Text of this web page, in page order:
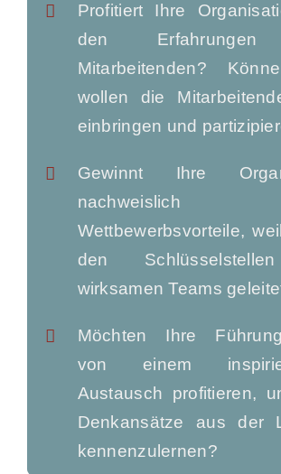
Profitiert Ihre
den
Mitarbeitenden?
wollen die
einbringen und
Gewinnt Ihre
nachweislich
Wettbewerbsvorteile,
den
wirksamen Teams
Möchten Ihre
von einem
Austausch profitieren,
Denkansätze aus der
kennenzulernen?